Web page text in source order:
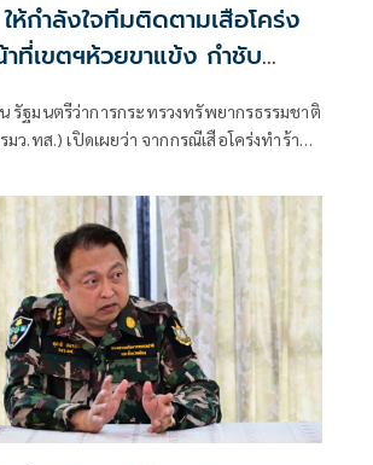
ห้กำลังใจทีมติดตามเสือโคร่ง
าที่เขตฯห้วยขาแข้ง กำชับ
วามปลอดภัยขั้นสูงสุด หลัง
แถลงความคืบหน้ากรณีเจ้า
รัฐมนตรีว่าการกระทรวงทรัพยากรธรรมชาติ
ว.ทส.) เปิดเผยว่า จากกรณีเสือโคร่งทำร้าย
การณ์ดังกล่าวอย่างใกล้ชิด พร้อมแสดงความ
ที่ผู้ปฏิบัติงานในพื้นที่ และได้กำชับให้หน่วย
การความปลอดภัยขั้นสูงสุดในการปฏิบัติ
ลอดภัยของผู้ปฏิบัติงาน